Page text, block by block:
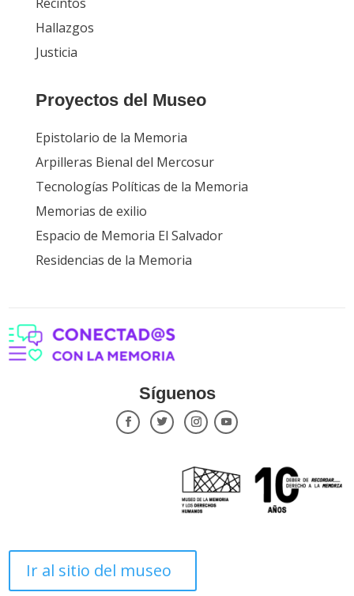
Hallazgos
Justicia
Proyectos del Museo
Epistolario de la Memoria
Arpilleras Bienal del Mercosur
Tecnologías Políticas de la Memoria
Memorias de exilio
Espacio de Memoria El Salvador
Residencias de la Memoria
Síguenos
Ir al sitio del museo